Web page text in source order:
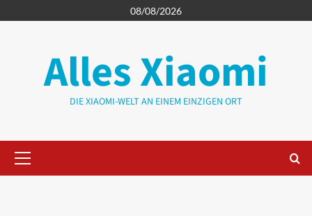
Inhalt
08/08/2026
Alles Xiaomi
DIE XIAOMI-WELT AN EINEM EINZIGEN ORT
Menü